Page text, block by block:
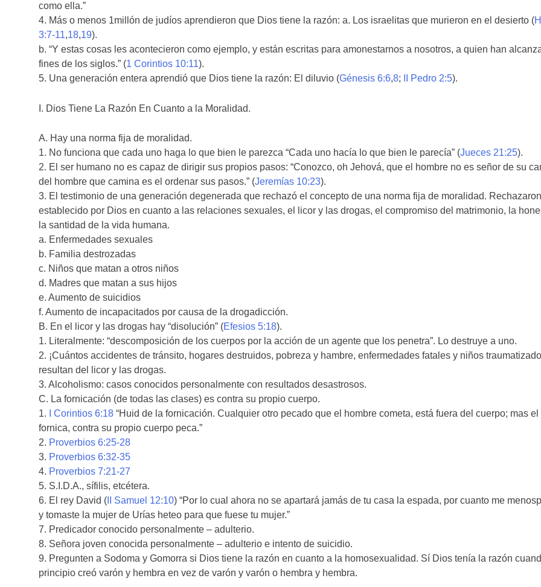
como ella.”
4. Más o menos 1millón de judíos aprendieron que Dios tiene la razón: a. Los israelitas que murieron en el desierto (
3:7-11,18,19).
b. “Y estas cosas les acontecieron como ejemplo, y están escritas para amonestarnos a nosotros, a quien han
fines de los siglos.” (1 Corintios 10:11).
5. Una generación entera aprendió que Dios tiene la razón: El diluvio (Génesis 6:6,8; II Pedro 2:5).
I. Dios Tiene La Razón En Cuanto a la Moralidad.
A. Hay una norma fija de moralidad.
1. No funciona que cada uno haga lo que bien le parezca “Cada uno hacía lo que bien le parecía” (Jueces 21:25).
2. El ser humano no es capaz de dirigir sus propios pasos: “Conozco, oh Jehová, que el hombre no es señor de su
del hombre que camina es el ordenar sus pasos.” (Jeremías 10:23).
3. El testimonio de una generación degenerada que rechazó el concepto de una norma fija de moralidad.
establecido por Dios en cuanto a las relaciones sexuales, el licor y las drogas, el compromiso del matrimonio, la
la santidad de la vida humana.
a. Enfermedades sexuales
b. Familia destrozadas
c. Niños que matan a otros niños
d. Madres que matan a sus hijos
e. Aumento de suicidios
f. Aumento de incapacitados por causa de la drogadicción.
B. En el licor y las drogas hay “disolución” (Efesios 5:18).
1. Literalmente: “descomposición de los cuerpos por la acción de un agente que los penetra”. Lo destruye a uno.
2. ¡Cuántos accidentes de tránsito, hogares destruidos, pobreza y hambre, enfermedades fatales y niños
resultan del licor y las drogas.
3. Alcoholismo: casos conocidos personalmente con resultados desastrosos.
C. La fornicación (de todas las clases) es contra su propio cuerpo.
1.
I Corintios 6:18 “Huid de la fornicación. Cualquier otro pecado que el hombre cometa, está fuera del cuerpo; mas el
fornica, contra su propio cuerpo peca.”
2. Proverbios 6:25-28
3. Proverbios 6:32-35
4. Proverbios 7:21-27
5. S.I.D.A., sífilis, etcétera.
6. El rey David ( II Samuel 12:10) “Por lo cual ahora no se apartará jamás de tu casa la espada, por cuanto me
y tomaste la mujer de Urías heteo para que fuese tu mujer.”
7. Predicador conocido personalmente – adulterio.
8. Señora joven conocida personalmente – adulterio e intento de suicidio.
9. Pregunten a Sodoma y Gomorra si Dios tiene la razón en cuanto a la homosexualidad. Sí Dios tenía la razón
principio creó varón y hembra en vez de varón y varón o hembra y hembra.